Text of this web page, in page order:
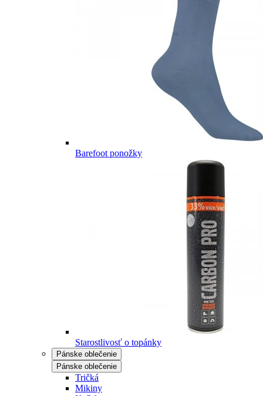
Barefoot ponožky
Starostlivosť o topánky
Pánske oblečenie
Pánske oblečenie
Tričká
Mikiny